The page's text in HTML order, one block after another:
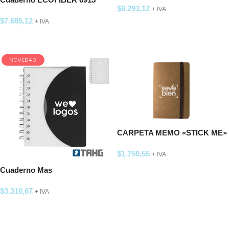
$7.685,12 + IVA
$8.293,12 + IVA
Cuaderno Mas
$3.316,67 + IVA
CARPETA MEMO «STICK ME»
$1.750,55 + IVA